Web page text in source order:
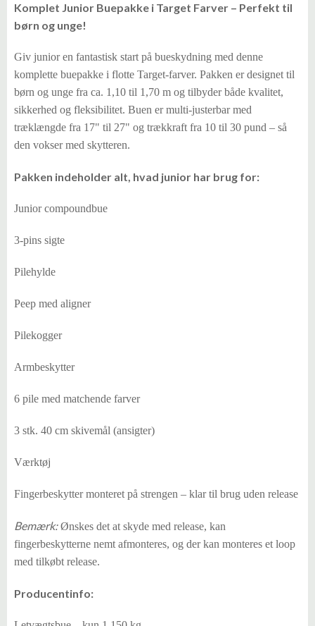
Komplet Junior Buepakke i Target Farver – Perfekt til
børn og unge!
Giv junior en fantastisk start på bueskydning med denne
komplette buepakke i flotte Target-farver. Pakken er designet til
børn og unge fra ca. 1,10 til 1,70 m og tilbyder både kvalitet,
sikkerhed og fleksibilitet. Buen er multi-justerbar med
træklængde fra 17" til 27" og trækkraft fra 10 til 30 pund – så
den vokser med skytteren.
Pakken indeholder alt, hvad junior har brug for:
Junior compoundbue
3-pins sigte
Pilehylde
Peep med aligner
Pilekogger
Armbeskytter
6 pile med matchende farver
3 stk. 40 cm skivemål (ansigter)
Værktøj
Fingerbeskytter monteret på strengen – klar til brug uden release
Bemærk:Ønskes det at skyde med release, kan
fingerbeskytterne nemt afmonteres, og der kan monteres et loop
med tilkøbt release.
Producentinfo: